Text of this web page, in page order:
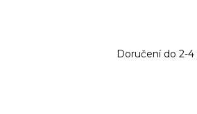
Doručení do 2-